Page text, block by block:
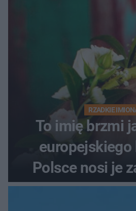
RZADKIE
To imię brzmi
europejskiego
Polsce nosi je